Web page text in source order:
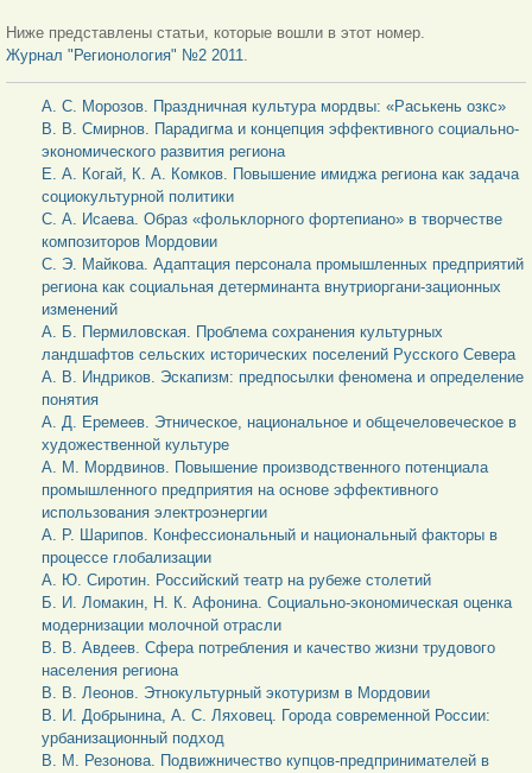
Ниже представлены статьи, которые вошли в этот номер.
Журнал "Регионология" №2 2011.
А. С. Морозов. Праздничная культура мордвы: «Раськень озкс»
В. В. Смирнов. Парадигма и концепция эффективного социально-
экономического развития региона
Е. А. Когай, К. А. Комков. Повышение имиджа региона как задача
социокультурной политики
С. А. Исаева. Образ «фольклорного фортепиано» в творчестве
композиторов Мордовии
С. Э. Майкова. Адаптация персонала промышленных предприятий
региона как социальная детерминанта внутриоргани-зационных
изменений
А. Б. Пермиловская. Проблема сохранения культурных
ландшафтов сельских исторических поселений Русского Севера
А. В. Индриков. Эскапизм: предпосылки феномена и определение
понятия
А. Д. Еремеев. Этническое, национальное и общечеловеческое в
художественной культуре
А. М. Мордвинов. Повышение производственного потенциала
промышленного предприятия на основе эффективного
использования электроэнергии
А. Р. Шарипов. Конфессиональный и национальный факторы в
процессе глобализации
А. Ю. Сиротин. Российский театр на рубеже столетий
Б. И. Ломакин, Н. К. Афонина. Социально-экономическая оценка
модернизации молочной отрасли
В. В. Авдеев. Сфера потребления и качество жизни трудового
населения региона
В. В. Леонов. Этнокультурный экотуризм в Мордовии
В. И. Добрынина, А. С. Ляховец. Города современной России:
урбанизационный подход
В. М. Резонова. Подвижничество купцов-предпринимателей в